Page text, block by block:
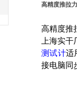
高精度推拉
高精度推
上海实
测试计适
接电脑同